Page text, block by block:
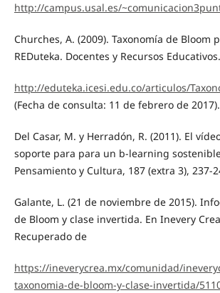
http://campus.usal.es/
Churches, A. (2009). Taxonomía de Bloom
REDuteka. Docentes y Recursos
http://eduteka.icesi.edu.co/articulos/
(Fecha de consulta: 11 de febrero de 2017).
Del Casar, M. y Herradón, R. (2011). El
soporte para para un b-learning
Pensamiento y Cultura, 187 (extra 3), 237-
Galante, L. (21 de noviembre de 2015).
de Bloom y clase invertida. En Inevery
Recuperado de
https://ineverycrea.mx/comunidad/
taxonomia-de-bloom-y-clase-invertida/